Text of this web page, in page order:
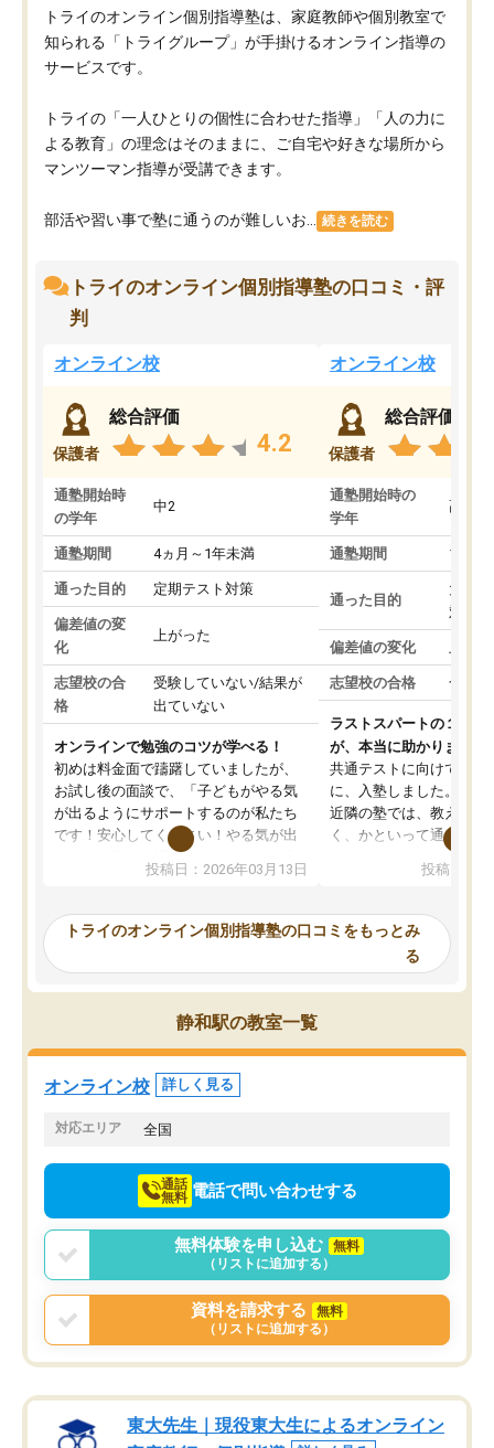
トライのオンライン個別指導塾は、家庭教師や個別教室で
知られる「トライグループ」が手掛けるオンライン指導の
サービスです。
トライの「一人ひとりの個性に合わせた指導」「人の力に
よる教育」の理念はそのままに、ご自宅や好きな場所から
マンツーマン指導が受講できます。
部活や習い事で塾に通うのが難しいお... 続きを読む
トライのオンライン個別指導塾の口コミ・評
判
オンライン校
保護者
総合評価
4.2
通塾開始時
の学年
中2
通塾期間 4ヵ月～1年未満
通った目的 定期テスト対策
偏差値の変
化
上がった
志望校の合
格
受験していない/結果が
出ていない
オンラインで勉強のコツが学べる！
初めは料金面で躊躇していましたが、
お試し後の面談で、「子どもがやる気
が出るようにサポートするのが私たち
です！安心してください！やる気が出
ないのは私たち講師の責任です」と言
ってくださり、確かに！と考えて、思
ったんですが、学生の先生から学ぶこ
み、徐々に成績が上がったらいいなと
思っていました。何が今足りないのか
を的確に指導いただき、子どももびっ
くりするほど楽しんでやる気を持って
塾を受けています。狙い通り、少しず
つ成績も上がり、苦手意識も無くなっ
てきたので、さらに苦手な数学も追加
でお願いしました。来年の高校受験に
投稿日：2026年03月13日
オンライン校
保護者
総合評価
通塾開始時の
学年
高3
通塾期間 1～3
通った目的
大学
対策
偏差値の変化 上が
志望校の合格 合格
ラストスパートの１か月
が、本当に助かりました
共通テストに向けての追
に、入塾しました。田舎
近隣の塾では、教えても
く、かといって通うには
可能なので本当に助か
らないところをピンポイ
頂いて、とてもわかり
していました。一生を
スト、多少お金がかかっ
投稿日：
トライのオンライン個別指導塾の口コミをもっとみ
る
静和駅の教室一覧
オンライン校 詳しく見る
対応エリア 全国
通話
無料 電話で問い合わせする
無料体験を申し込む
無料
（リストに追加する）
資料を請求する
無料
（リストに追加する）
東大先生｜現役東大生によるオンライン